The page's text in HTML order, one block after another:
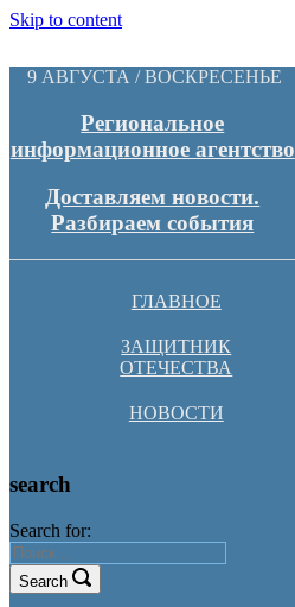
Skip to content
9 АВГУСТА / ВОСКРЕСЕНЬЕ
Региональное
информационное агентство
Доставляем новости.
Разбираем события
ГЛАВНОЕ
ЗАЩИТНИК
ОТЕЧЕСТВА
НОВОСТИ
search
Search for:
Search